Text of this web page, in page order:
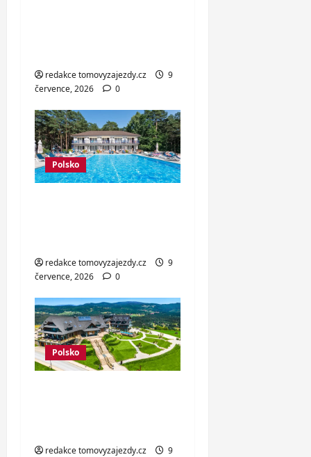
redakce tomovyzajezdy.cz
9
července, 2026
0
Polsko
redakce tomovyzajezdy.cz
9
července, 2026
0
Polsko
redakce tomovyzajezdy.cz
9